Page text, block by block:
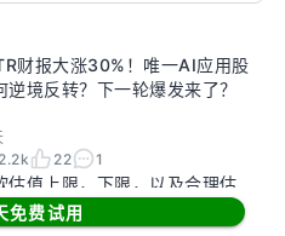
财报大涨30%！唯一AI应用股
逆境反转？下一轮爆发来了？
2.2k
22
1
估值上限，下限，以及合理估
从估值中看懂微软股价逻辑！
年8月
免费试用